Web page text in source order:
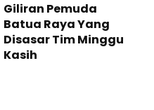
Giliran Pemuda
Batua Raya Yang
Disasar Tim Minggu
Kasih